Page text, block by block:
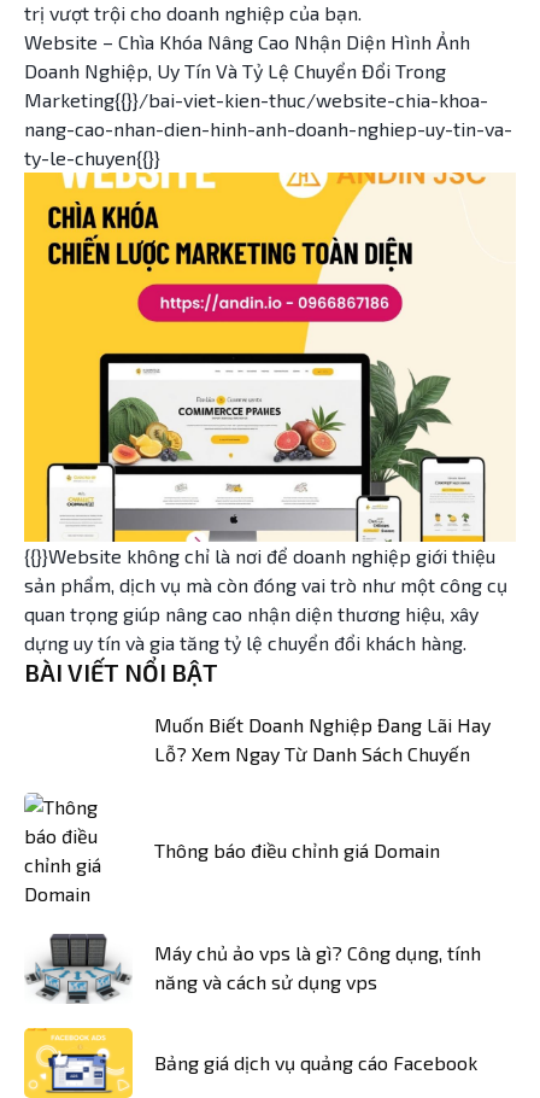
trị vượt trội cho doanh nghiệp của bạn.
Website – Chìa Khóa Nâng Cao Nhận Diện Hình Ảnh
Doanh Nghiệp, Uy Tín Và Tỷ Lệ Chuyển Đổi Trong
Marketing{{}}/bai-viet-kien-thuc/website-chia-khoa-
nang-cao-nhan-dien-hinh-anh-doanh-nghiep-uy-tin-va-
ty-le-chuyen{{}}
{{}}Website không chỉ là nơi để doanh nghiệp giới thiệu
sản phẩm, dịch vụ mà còn đóng vai trò như một công cụ
quan trọng giúp nâng cao nhận diện thương hiệu, xây
dựng uy tín và gia tăng tỷ lệ chuyển đổi khách hàng.
BÀI VIẾT NỔI BẬT
Muốn Biết Doanh Nghiệp Đang Lãi Hay
Lỗ? Xem Ngay Từ Danh Sách Chuyến
Thông báo điều chỉnh giá Domain
Máy chủ ảo vps là gì? Công dụng, tính
năng và cách sử dụng vps
Bảng giá dịch vụ quảng cáo Facebook